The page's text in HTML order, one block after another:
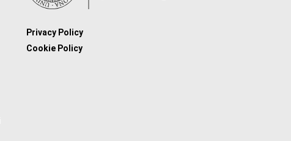
Privacy Policy
Cookie Policy